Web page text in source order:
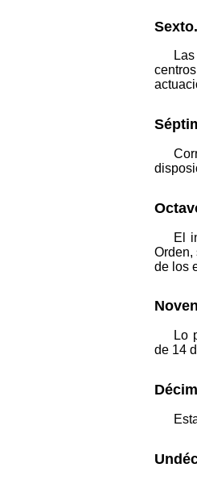
El
Orden,
de los
Lo
de 14